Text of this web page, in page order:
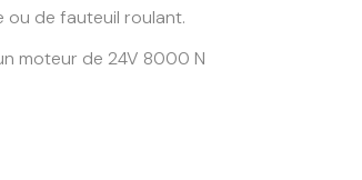
ou de fauteuil roulant.
moteur de 24V 8000 N